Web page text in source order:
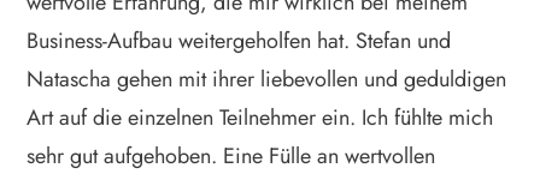
Business-Aufbau weitergeholfen hat. Stefan und
Natascha gehen mit ihrer liebevollen und geduldigen
Art auf die einzelnen Teilnehmer ein. Ich fühlte mich
sehr gut aufgehoben. Eine Fülle an wertvollen